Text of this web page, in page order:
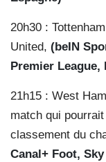
20h30 :
United, (beIN
Premier League,
21h15 : West
match qui
classement du
Canal+ Foot,